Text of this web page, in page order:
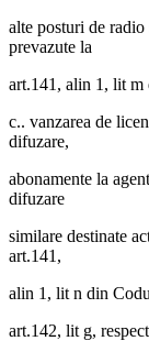
alte posturi de
prevazute la
art.141, alin 1, lit m
c.. vanzarea de
difuzare,
abonamente la
difuzare
similare destinate
art.141,
alin 1, lit n din
art.142, lit g,